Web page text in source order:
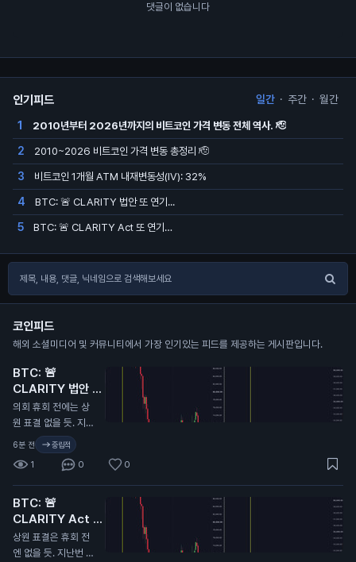
댓글이 없습니다
인기피드 일간 · 주간 · 월간
1 2010년부터 2026년까지의 비트코인 가격 변동 전체 역사. 🫡
2 2010~2026 비트코인 가격 변동 총정리 🫡
3 비트코인 1개월 ATM 내재변동성(IV): 32%
4 BTC: 🚨 CLARITY 법안 또 연기...
5 BTC: 🚨 CLARITY Act 또 연기…
코인피드
해외 소셜미디어 및 커뮤니티에서 가장 인기있는 피드를 제공하는 게시판입니다.
BTC: 🚨
CLARITY 법안 또
연기...
N
의회 휴회 전에는 상
원 표결 없을 듯. 지난
번에 CLARITY 법안
이 미뤄졌을 때 비트
코인 9.7만 달러에서
6.4만 달러로 떡락했
었음. 무슨 말인지 감
오지...
6분 전 중립적
1 0 0
BTC: 🚨
CLARITY Act 또
연기…
N
상원 표결은 휴회 전
엔 없을 듯. 지난번 C